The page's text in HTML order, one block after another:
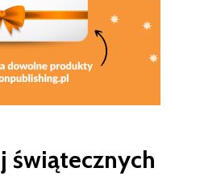
świątecznych